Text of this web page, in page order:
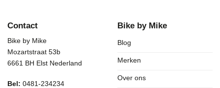
Contact
Bike by Mike
Mozartstraat 53b
6661 BH Elst Nederland
Bel: 0481-234234
Bike by Mike
Blog
Merken
Over ons